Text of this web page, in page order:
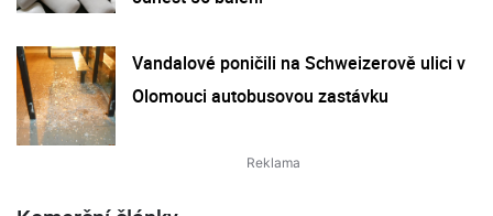
Vandalové poničili na Schweizerově ulici v
Olomouci autobusovou zastávku